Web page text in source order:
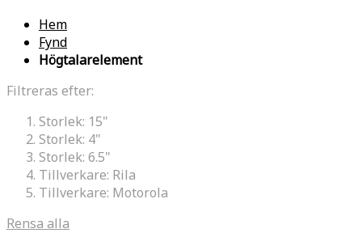
Hem
Fynd
Högtalarelement
Filtreras efter:
Storlek: 15"
Storlek: 4"
Storlek: 6.5"
Tillverkare: Rila
Tillverkare: Motorola
Rensa alla